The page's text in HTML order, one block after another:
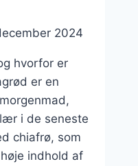
2024
hvorfor er
er en
i de seneste
chiafrø, som
indhold af